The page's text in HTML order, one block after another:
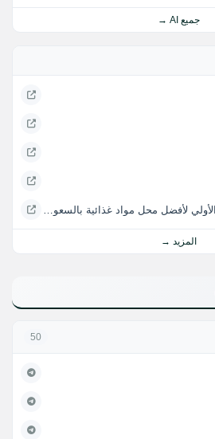
جميع AI →
المزيد →
50